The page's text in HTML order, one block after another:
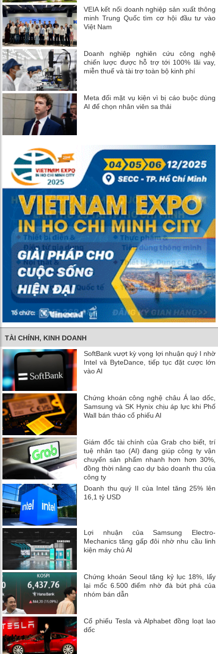
VEIA kết nối doanh nghiệp sản xuất thông
minh Trung Quốc tìm cơ hội đầu tư vào
Việt Nam
Doanh nghiệp nghiên cứu công nghệ
chiến lược được hỗ trợ tới 100% lãi vay,
miễn thuế và tài trợ toàn bộ kinh phí
Meta đối mặt vụ kiện vì bị cáo buộc dùng
AI để chọn nhân viên sa thải
TÀI CHÍNH, KINH DOANH
SoftBank vượt kỳ vọng lợi nhuận quý I nhờ
Intel và ByteDance, tiếp tục đặt cược lớn
vào AI
Chứng khoán công nghệ châu Á lao dốc,
Samsung và SK Hynix chịu áp lực khi Phố
Wall bán tháo cổ phiếu AI
Giám đốc tài chính của Grab cho biết, trí
tuệ nhân tạo (AI) đang giúp công ty vận
chuyển sản phẩm nhanh hơn hơn 30%,
đồng thời nâng cao dự báo doanh thu của
công ty
Doanh thu quý II của Intel tăng 25% lên
16,1 tỷ USD
Lợi nhuận của Samsung Electro-
Mechanics tăng gấp đôi nhờ nhu cầu linh
kiện máy chủ AI
Chứng khoán Seoul tăng kỷ lục 18%, lấy
lại mốc 6.500 điểm nhờ đà bứt phá của
nhóm bán dẫn
Cổ phiếu Tesla và Alphabet đồng loạt lao
dốc